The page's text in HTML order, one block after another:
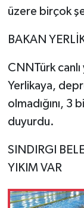
üzere birçok
BAKAN
CNNTürk canlı
Yerlikaya,
olmadığını, 3
duyurdu.
SINDIRGI
YIKIM VAR